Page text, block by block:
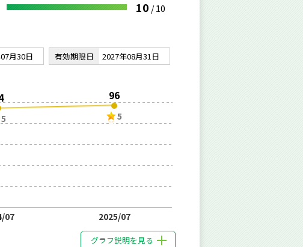
10 / 10
月30日 有効期限日 2027年08月31日
5
07
96
5
2025/07
グラフ説明を見る